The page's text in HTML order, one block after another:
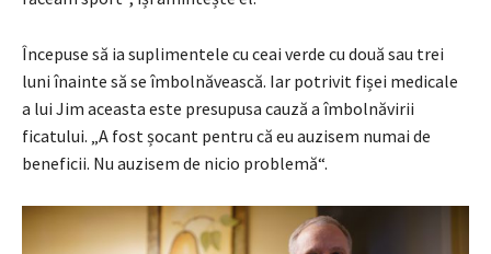
Începuse să ia suplimentele cu ceai verde cu două sau trei
luni înainte să se îmbolnăvească. Iar potrivit fișei medicale
a lui Jim aceasta este presupusa cauză a îmbolnăvirii
ficatului. „A fost șocant pentru că eu auzisem numai de
beneficii. Nu auzisem de nicio problemă“.